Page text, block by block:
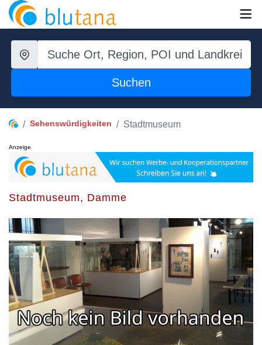
Suchen
Sehenswürdigkeiten Stadtmuseum
Anzeige
Stadtmuseum, Damme